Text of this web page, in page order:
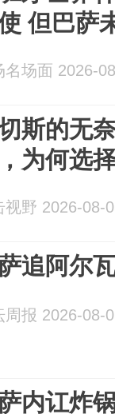
但巴萨
名场面 2026-
斯的无
为何选
视野 2026-08-
追阿尔
周报 2026-08-
内讧炸